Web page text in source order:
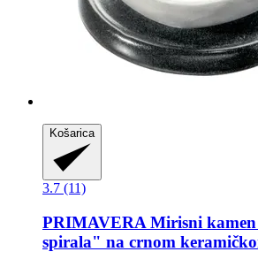
Košarica
3.7 (11)
PRIMAVERA Mirisni
spirala" na crnom